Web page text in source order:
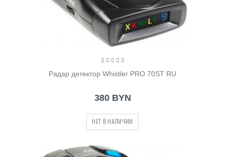
Радар детектор Whistler PRO 70ST RU
380 BYN
НЕТ В НАЛИЧИИ